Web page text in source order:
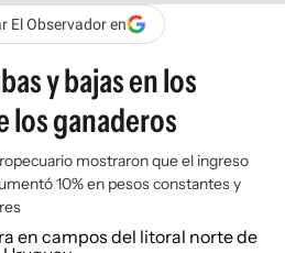
El Observador en
y bajas en los
los ganaderos
mostraron que el ingreso
10% en pesos constantes y